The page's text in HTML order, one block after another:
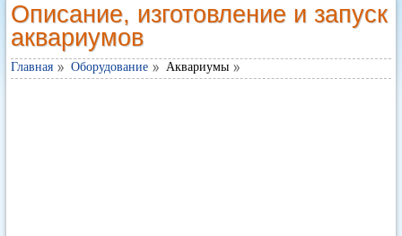
Описание, изготовление и запуск
аквариумов
Главная Оборудование Аквариумы